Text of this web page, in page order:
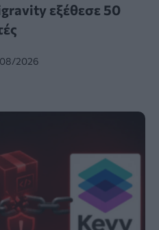
εξέθεσε 50
2026